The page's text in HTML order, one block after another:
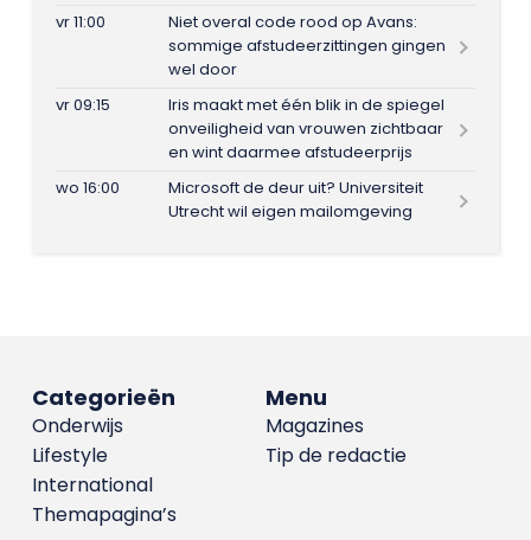
vr 11:00
Niet overal code rood op Avans:
sommige afstudeerzittingen gingen
wel door
vr 09:15
Iris maakt met één blik in de spiegel
onveiligheid van vrouwen zichtbaar
en wint daarmee afstudeerprijs
wo 16:00
Microsoft de deur uit? Universiteit
Utrecht wil eigen mailomgeving
Menu
Magazines
Tip de redactie
Categorieën
Onderwijs
Lifestyle
International
Themapagina’s